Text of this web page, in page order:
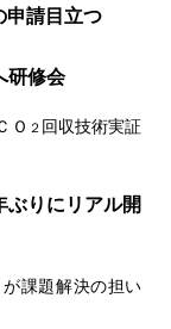
）が昨年６月
の電力プラン
る。
０２１年度優良
消型の電力小
おかげ村子ど
スタッフとし
し子供たちが
った料理など
きる場が必要
ところまで行っ
ある同社マル
申請目立つ
49台
選定した２０
件だった。導
ＨＰは49台と
研修会
健社長）は10
ッジ」の一環
Ｐ営業」をオン
ループ社員な
Ｏ ２ 回収技術実証
ぶりにリアル開
課題解決の担い